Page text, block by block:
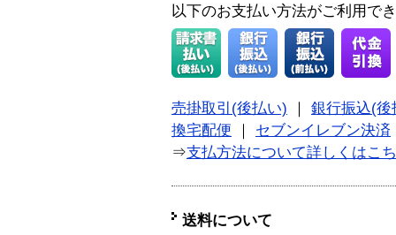
以下のお支払い方法がご利用で
売掛取引(後払い)
銀行振込(後
換宅配便
セブンイレブン決済
⇒支払方法について詳しくはこ
送料について